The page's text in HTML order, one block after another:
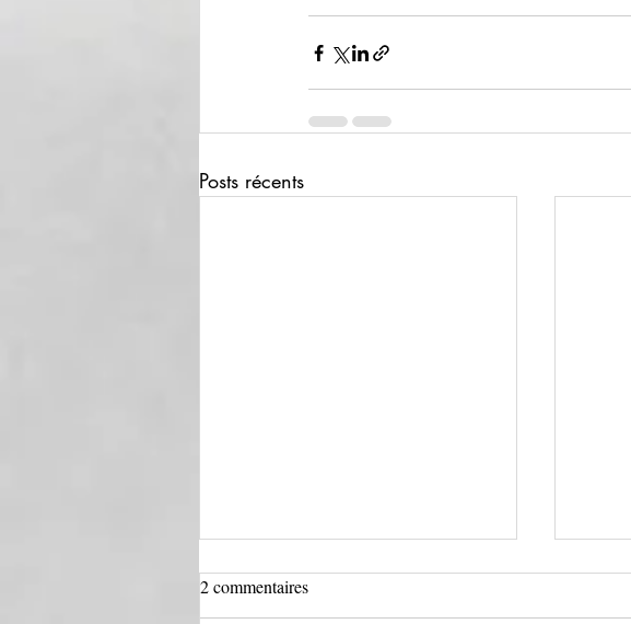
Posts récents
2 commentaires